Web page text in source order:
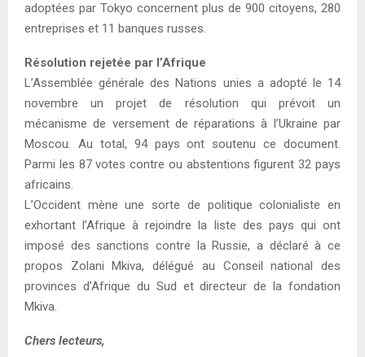
adoptées par Tokyo concernent plus de 900 citoyens, 280
entreprises et 11 banques russes.
Résolution rejetée par l’Afrique
L’Assemblée générale des Nations unies a adopté le 14
novembre un projet de résolution qui prévoit un
mécanisme de versement de réparations à l’Ukraine par
Moscou. Au total, 94 pays ont soutenu ce document.
Parmi les 87 votes contre ou abstentions figurent 32 pays
africains.
L’Occident mène une sorte de politique colonialiste en
exhortant l’Afrique à rejoindre la liste des pays qui ont
imposé des sanctions contre la Russie, a déclaré à ce
propos Zolani Mkiva, délégué au Conseil national des
provinces d’Afrique du Sud et directeur de la fondation
Mkiva.
Chers lecteurs,